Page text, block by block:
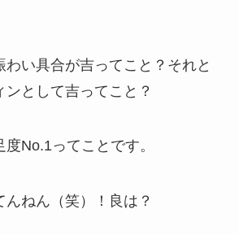
わい具合が吉ってこと？それと
ンとして吉ってこと？
度No.1ってことです。
んねん（笑）！良は？